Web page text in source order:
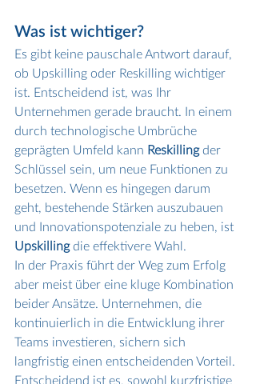
Was ist wichtiger?
Es gibt keine pauschale Antwort darauf,
ob Upskilling oder Reskilling wichtiger
ist. Entscheidend ist, was Ihr
Unternehmen gerade braucht. In einem
durch technologische Umbrüche
geprägten Umfeld kann Reskilling der
Schlüssel sein, um neue Funktionen zu
besetzen. Wenn es hingegen darum
geht, bestehende Stärken auszubauen
und Innovationspotenziale zu heben, ist
Upskilling die effektivere Wahl.
In der Praxis führt der Weg zum Erfolg
aber meist über eine kluge Kombination
beider Ansätze. Unternehmen, die
kontinuierlich in die Entwicklung ihrer
Teams investieren, sichern sich
langfristig einen entscheidenden Vorteil.
Entscheidend ist es, sowohl kurzfristige